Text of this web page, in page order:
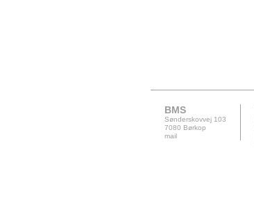
BMS
Sønderskovvej 103
7080 Børkop
mail